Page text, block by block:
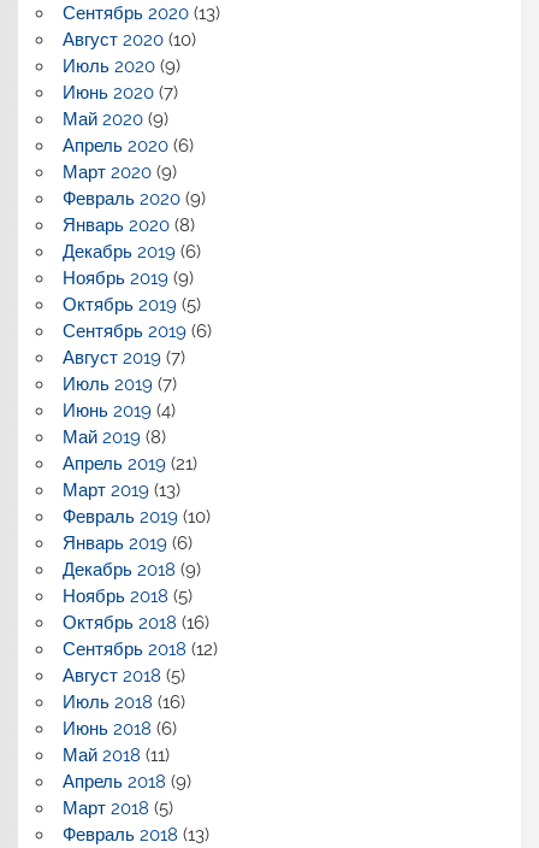
Сентябрь 2020(13)
Август 2020(10)
Июль 2020(9)
Июнь 2020(7)
Май 2020(9)
Апрель 2020(6)
Март 2020(9)
Февраль 2020(9)
Январь 2020(8)
Декабрь 2019(6)
Ноябрь 2019(9)
Октябрь 2019(5)
Сентябрь 2019(6)
Август 2019(7)
Июль 2019(7)
Июнь 2019(4)
Май 2019(8)
Апрель 2019(21)
Март 2019(13)
Февраль 2019(10)
Январь 2019(6)
Декабрь 2018 (9)
Ноябрь 2018 (5)
Октябрь 2018 (16)
Сентябрь 2018 (12)
Август 2018 (5)
Июль 2018 (16)
Июнь 2018 (6)
Май 2018 (11)
Апрель 2018 (9)
Март 2018 (5)
Февраль 2018 (13)